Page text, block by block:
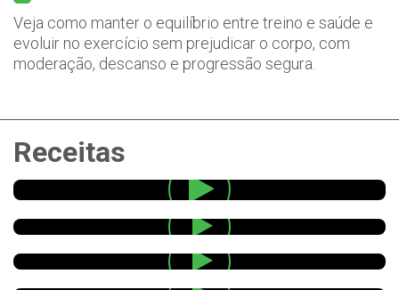
Veja como manter o equilíbrio entre treino e saúde e
evoluir no exercício sem prejudicar o corpo, com
moderação, descanso e progressão segura.
Receitas